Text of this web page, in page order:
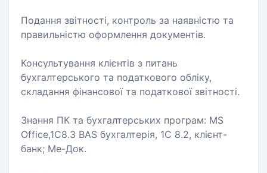
Подання звітності, контроль за наявністю та
правильністю оформлення документів.
Консультування клієнтів з питань
бухгалтерського та податкового обліку,
складання фінансової та податкової звітності.
Знання ПК та бухгалтерських програм: MS
Office,1С8.3 BAS бухгалтерія, 1С 8.2, клієнт-
банк; Ме-Док.